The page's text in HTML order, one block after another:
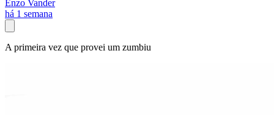
Enzo Vander
há 1 semana
A primeira vez que provei um zumbiu